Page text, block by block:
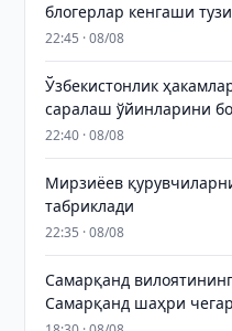
блогерлар кенгаши
22:45 · 08/08
Ўзбекистонлик
саралаш ўйинларини
22:40 · 08/08
Мирзиёев
табриклади
22:35 · 08/08
Самарқанд
Самарқанд шаҳри